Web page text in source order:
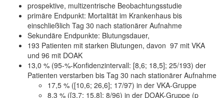
prospektive, multizentrische Beobachtungsstudie
primäre Endpunkt: Mortalität im Krankenhaus bis
einschließlich Tag 30 nach stationärer Aufnahme
Sekundäre Endpunkte: Blutungsdauer,
193 Patienten mit starken Blutungen, davon 97 mit VKA
und 96 mit DOAK
13,0 % (95-%-Konfidenzintervall: [8,6; 18,5]; 25/193) der
Patienten verstarben bis Tag 30 nach stationärer Aufnahme
17,5 % ([10,6; 26,6]; 17/97) in der VKA-Gruppe
8,3 % ([3,7; 15,8]; 8/96) in der DOAK-Gruppe (p